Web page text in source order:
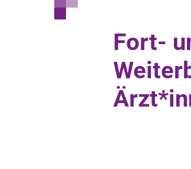
Fort-